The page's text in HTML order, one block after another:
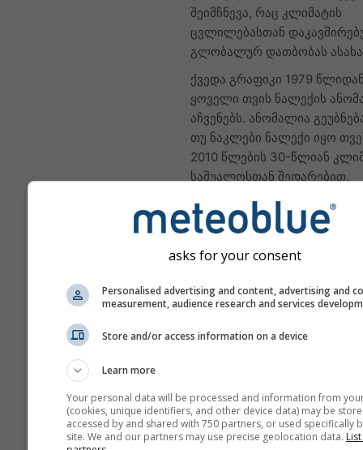
შეიმჩნევა, რაც კლიმატის
ცვლილებასთან
გლობალურ დათბობას
ქვედა გრაფიკი 1979
ყოველი თვის ნალექის
აჩვენებს. ანომალია
თუ ნაკლები ნალექი იყო
2010 წლების 30-წლიან
საშუალოსთან შედარებით.
ნოტიო, ხოლო ყავისფერი
უფრო მშრალი იყო
შედარებით.
კლიმატის ცვლილება —
თვე
Jan Feb Mar
asks for your consent
Personalised advertising and content, advertising and
measurement, audience research and services
Store and/or access information on a device
Learn more
Your personal data will be processed and information from
(cookies, unique identifiers, and other device data) may be
accessed by and shared with 750 partners, or used specifically
site. We and our partners may use precise geolocation data.